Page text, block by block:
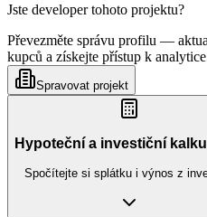
Jste developer tohoto projektu?
Převezměte správu profilu —
kupců a získejte přístup k
Spravovat projekt
Hypoteční a investiční
Spočítejte si splátku i výnos z